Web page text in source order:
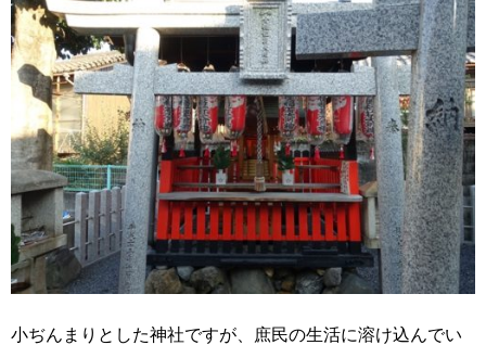
小ぢんまりとした神社ですが、庶民の生活に溶け込んでい